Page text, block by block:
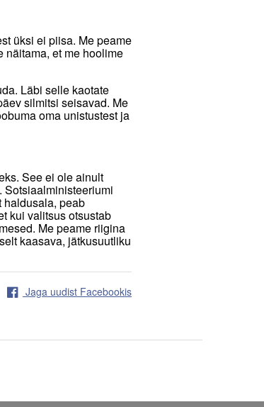
üksi ei piisa. Me peame
näitama, et me hoolime
Läbi selle kaotate
silmitsi seisavad. Me
oma unistustest ja
See ei ole ainult
Sotsiaalministeeriumi
haldusala, peab
kui valitsus otsustab
Me peame riigina
kaasava, jätkusuutliku
Jaga uudist Facebookis